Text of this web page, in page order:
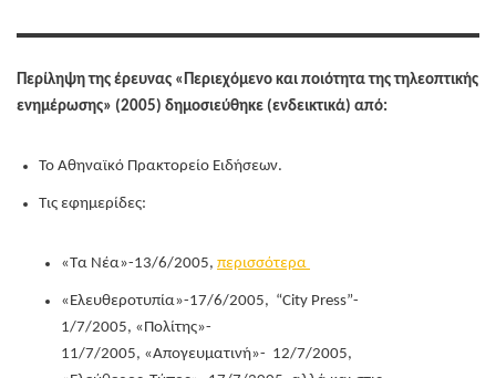
Περίληψη της έρευνας «Περιεχόμενο και ποιότητα της τηλεοπτικής
ενημέρωσης» (2005) δημοσιεύθηκε (ενδεικτικά) από:
Το Αθηναϊκό Πρακτορείο Ειδήσεων.
Τις εφημερίδες:
«Τα Νέα»-13/6/2005, περισσότερα
«Ελευθεροτυπία»-17/6/2005, “City Press”-
1/7/2005, «Πολίτης»-
11/7/2005, «Απογευματινή»- 12/7/2005,